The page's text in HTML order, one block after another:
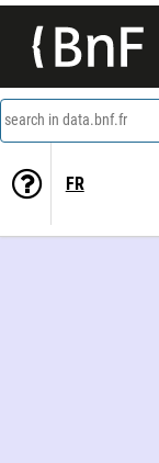
search in data.bnf.fr
FR